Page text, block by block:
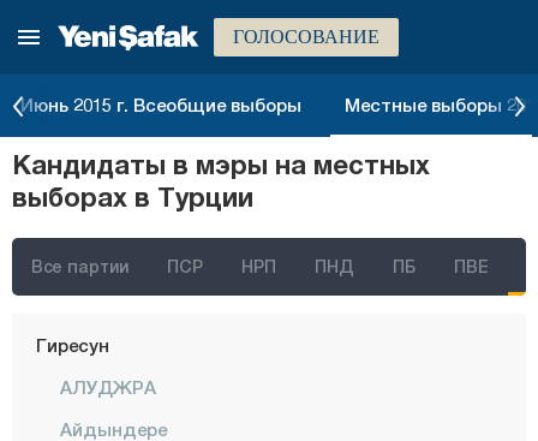
ГОЛОСОВАНИЕ
Июнь 2015 г. Всеобщие выборы Местные выборы
Кандидаты в мэры на местных
выборах в Турции
Все партии ПСР НРП ПНД ПБ ПВЕ
Дюздже
Эрзинджан
Эрзурум
Газиантеп
Гиресун
АЛУДЖРА
Айдындере